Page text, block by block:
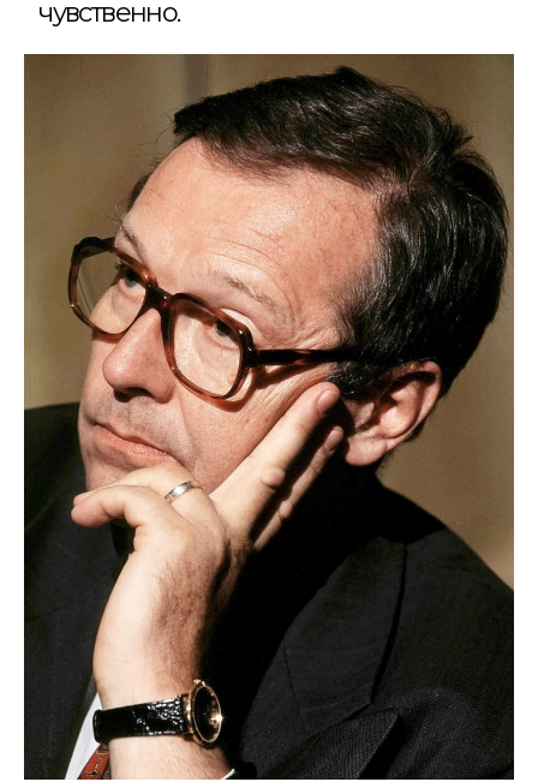
чувственно.